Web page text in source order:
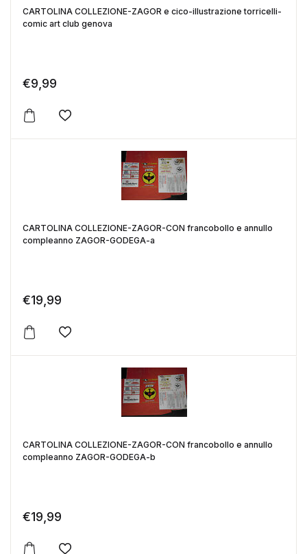
CARTOLINA COLLEZIONE-ZAGOR e cico-illustrazione torricelli-
comic art club genova
€9,99
Aggiungi alla lista dei desideri
CARTOLINA COLLEZIONE-ZAGOR-CON francobollo e annullo
compleanno ZAGOR-GODEGA-a
€19,99
Aggiungi alla lista dei desideri
CARTOLINA COLLEZIONE-ZAGOR-CON francobollo e annullo
compleanno ZAGOR-GODEGA-b
€19,99